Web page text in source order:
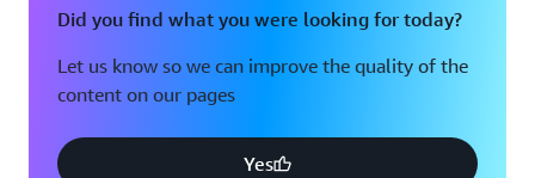
Did you find what you were looking for today?
Let us know so we can improve the quality of the
content on our pages
Yes